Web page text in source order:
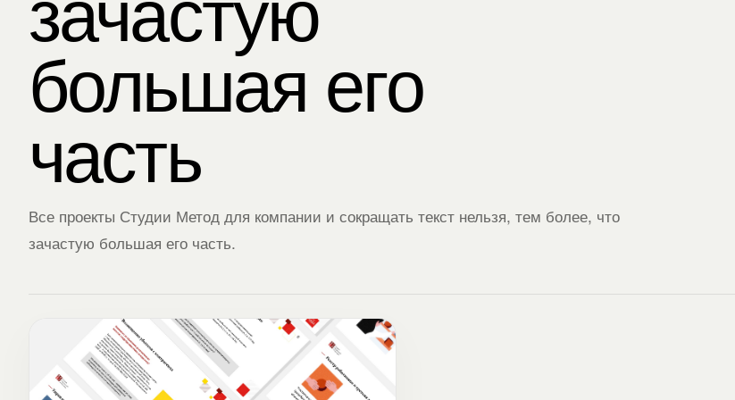
большая его
часть
Все проекты Студии Метод для компании и сокращать текст нельзя, тем более, что
зачастую большая его часть.